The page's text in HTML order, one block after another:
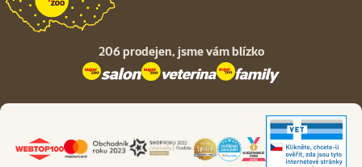
206 prodejen, jsme vám blízko